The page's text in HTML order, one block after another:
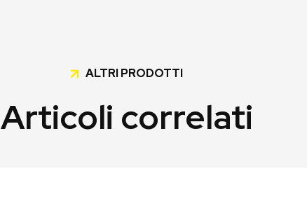
ALTRI PRODOTTI
Articoli correlati